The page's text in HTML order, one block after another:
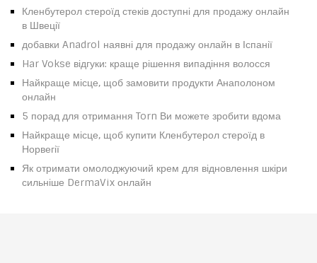
Кленбутерол стероїд стеків доступні для продажу онлайн
в Швеції
добавки Anadrol наявні для продажу онлайн в Іспанії
Har Vokse відгуки: краще рішення випадіння волосся
Найкраще місце, щоб замовити продукти Анаполоном
онлайн
5 порад для отримання Torn Ви можете зробити вдома
Найкраще місце, щоб купити Кленбутерол стероїд в
Норвегії
Як отримати омолоджуючий крем для відновлення шкіри
сильніше DermaVix онлайн